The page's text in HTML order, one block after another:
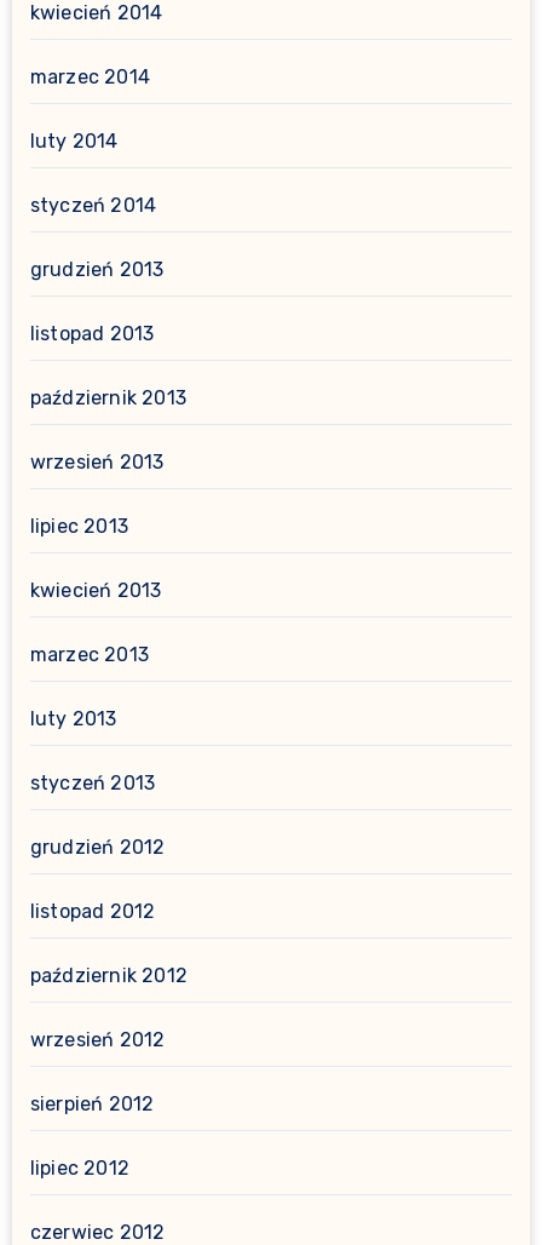
kwiecień 2014
marzec 2014
luty 2014
styczeń 2014
grudzień 2013
listopad 2013
październik 2013
wrzesień 2013
lipiec 2013
kwiecień 2013
marzec 2013
luty 2013
styczeń 2013
grudzień 2012
listopad 2012
październik 2012
wrzesień 2012
sierpień 2012
lipiec 2012
czerwiec 2012